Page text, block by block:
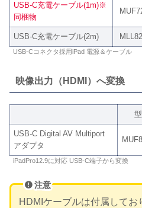
USB-C充電ケーブル(1m)※
同梱物
USB-C充電ケーブル(2m)
USB-Cコネクタ採用iPad 電源＆ケーブル
映像出力（HDMI）へ変換
USB-C Digital AV Multiport
アダプタ
iPadPro12.9に対応 USB-C端子から変換
注意
HDMIケーブルは付属してお